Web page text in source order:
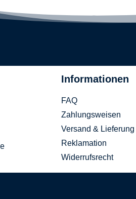
Informationen
FAQ
Zahlungsweisen
Versand & Lieferung
Reklamation
Widerrufsrecht